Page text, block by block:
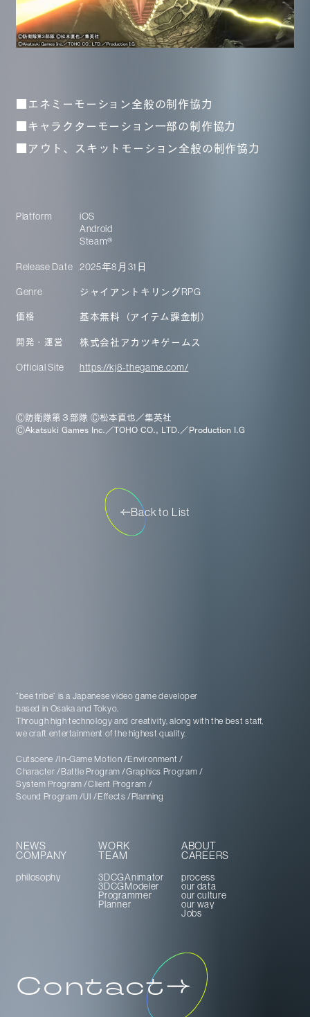
■エネミーモーション全般の制作協力
■キャラクターモーション一部の制作協力
■アウト、スキットモーション全般の制作協力
Platform
iOS
Android
Steam®
Release Date 2025年8月31日
Genre ジャイアントキリングRPG
価格 基本無料（アイテム課金制）
開発・運営 株式会社アカツキゲームス
Official Site https://kj8-thegame.com/
Ⓒ防衛隊第３部隊 Ⓒ松本直也／集英社
ⒸAkatsuki Games Inc.／TOHO CO., LTD.／Production I.G
Back to List
“bee tribe” is a Japanese video game developer
based in Osaka and Tokyo.
Through high technology and creativity, along with the best staff,
we craft entertainment of the highest quality.
Cutscene In-Game Motion Environment
Character Battle Program
Graphics Program
System Program
Client Program
Sound Program UI Effects Planning
NEWS WORK
ABOUT
COMPANY
philosophy
TEAM
3DCGAnimator
3DCGModeler
Programmer
Planner
CAREERS
process
our data
our culture
our way
Jobs
Contact